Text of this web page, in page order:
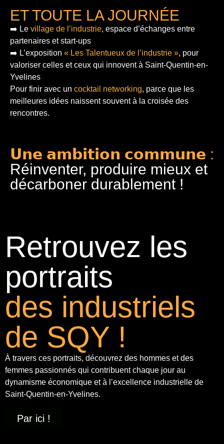
ET TOUTE LA JOURNÉE
➡️ Le village de l’industrie, espace d’échanges entre
partenaires et start-ups
➡️ L’exposition « Les Talentueux de l’industrie », pour
valoriser celles et ceux qui innovent à Saint-Quentin-en-
Yvelines
Pour finir avec un cocktail networking, parce que les
meilleures idées naissent souvent à la croisée des
rencontres.
𝗨𝗻𝗲 𝗮𝗺𝗯𝗶𝘁𝗶𝗼𝗻 𝗰𝗼𝗺𝗺𝘂𝗻𝗲 :
Réinventer, produire mieux et
décarboner durablement !
Retrouvez les
portraits
des industriels
de SQY !
À travers ces portraits, découvrez des hommes et des
femmes passionnés qui contribuent chaque jour au
dynamisme économique et à l’excellence industrielle de
Saint-Quentin-en-Yvelines.
Par ici !